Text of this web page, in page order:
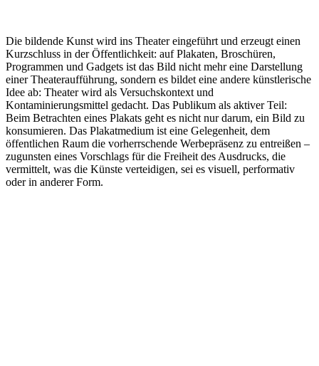
Die bildende Kunst wird ins Theater eingeführt und erzeugt einen
Kurzschluss in der Öffentlichkeit: auf Plakaten, Broschüren,
Programmen und Gadgets ist das Bild nicht mehr eine Darstellung
einer Theateraufführung, sondern es bildet eine andere künstlerische
Idee ab: Theater wird als Versuchskontext und
Kontaminierungsmittel gedacht. Das Publikum als aktiver Teil:
Beim Betrachten eines Plakats geht es nicht nur darum, ein Bild zu
konsumieren. Das Plakatmedium ist eine Gelegenheit, dem
öffentlichen Raum die vorherrschende Werbepräsenz zu entreißen –
zugunsten eines Vorschlags für die Freiheit des Ausdrucks, die
vermittelt, was die Künste verteidigen, sei es visuell, performativ
oder in anderer Form.